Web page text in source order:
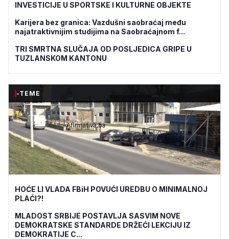
INVESTICIJE U SPORTSKE I KULTURNE OBJEKTE
Karijera bez granica: Vazdušni saobraćaj među
najatraktivnijim studijima na Saobraćajnom f...
TRI SMRTNA SLUČAJA OD POSLJEDICA GRIPE U
TUZLANSKOM KANTONU
-TEME
HOĆE LI VLADA FBiH POVUĆI UREDBU O MINIMALNOJ
PLAĆI?!
MLADOST SRBIJE POSTAVLJA SASVIM NOVE
DEMOKRATSKE STANDARDE DRŽEĆI LEKCIJU IZ
DEMOKRATIJE C...